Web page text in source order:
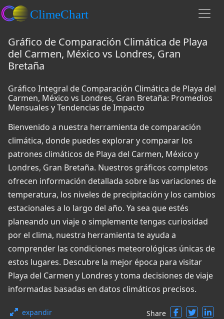
Gráfico de Comparación Climática de Playa
del Carmen, México vs Londres, Gran
Bretaña
Gráfico Integral de Comparación Climática de Playa del
Carmen, México vs Londres, Gran Bretaña: Promedios
Mensuales y Tendencias de Impacto
Bienvenido a nuestra herramienta de comparación
climática, donde puedes explorar y comparar los
patrones climáticos de Playa del Carmen, México y
Londres, Gran Bretaña. Nuestros gráficos completos
ofrecen información detallada sobre las variaciones de
temperatura, los niveles de precipitación y los cambios
estacionales a lo largo del año. Ya sea que estés
planeando un viaje o simplemente tengas curiosidad
por el clima, nuestra herramienta te ayuda a
comprender las condiciones meteorológicas únicas de
estos lugares. Descubre la mejor época para visitar
Playa del Carmen y Londres y toma decisiones de viaje
informadas basadas en datos climáticos precisos.
expandir Share